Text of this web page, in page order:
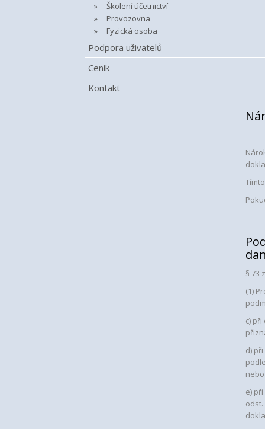
Školení účetnictví
Provozovna
Fyzická osoba
Podpora uživatelů
Ceník
Kontakt
§ 73
(1)
c)
d)
nebo
e)